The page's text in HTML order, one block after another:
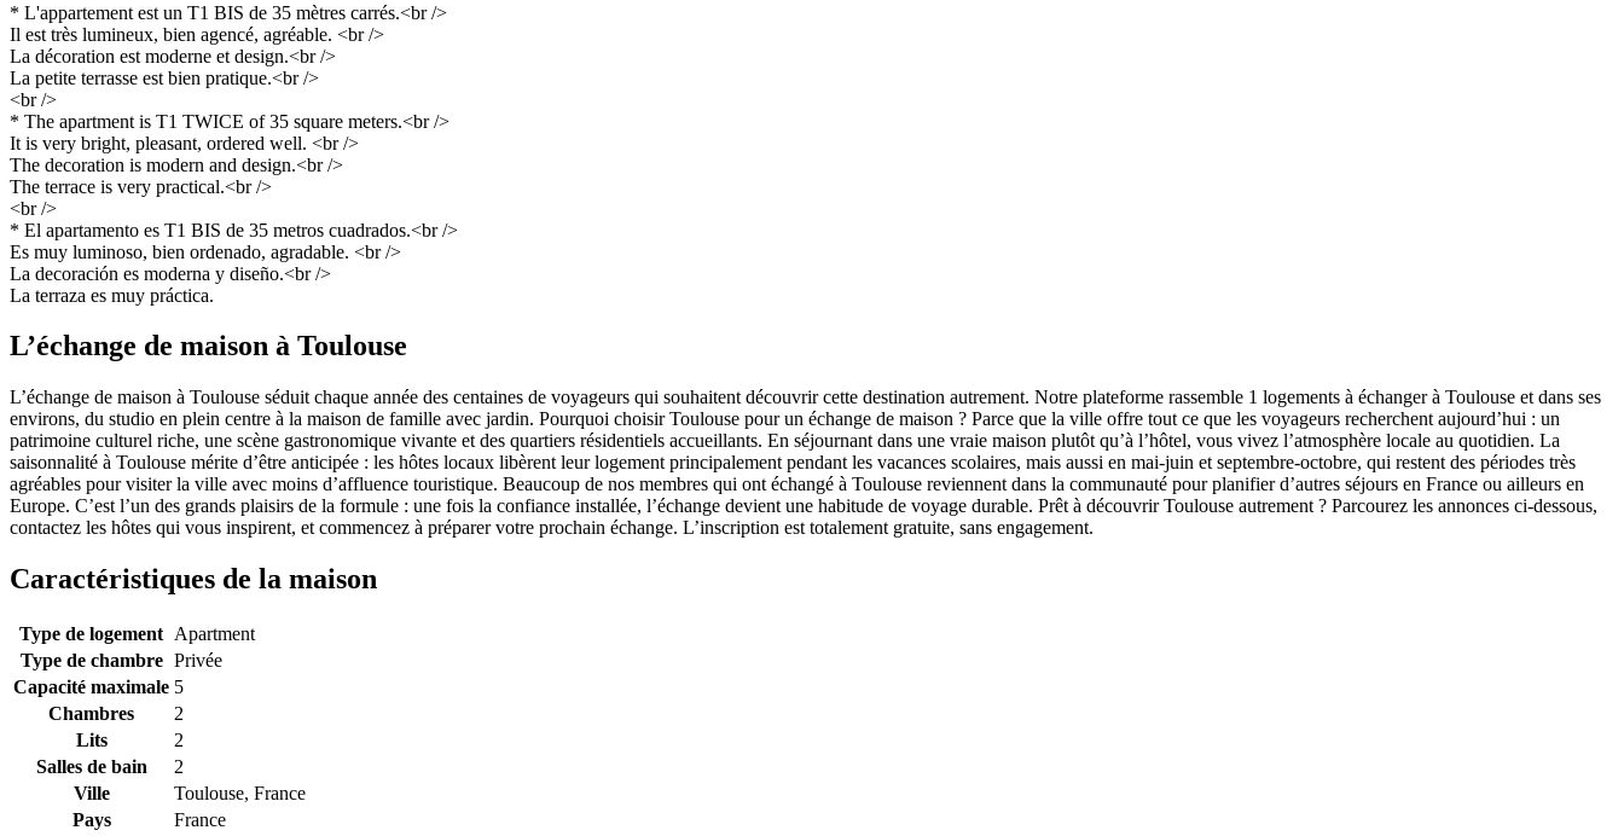
* L'appartement est un T1 BIS de 35 mètres carrés.<br />
Il est très lumineux, bien agencé, agréable. <br />
La décoration est moderne et design.<br />
La petite terrasse est bien pratique.<br />
<br />
* The apartment is T1 TWICE of 35 square meters.<br />
It is very bright, pleasant, ordered well. <br />
The decoration is modern and design.<br />
The terrace is very practical.<br />
<br />
* El apartamento es T1 BIS de 35 metros cuadrados.<br />
Es muy luminoso, bien ordenado, agradable. <br />
La decoración es moderna y diseño.<br />
La terraza es muy práctica.
L’échange de maison à Toulouse
L’échange de maison à Toulouse séduit chaque année des centaines de voyageurs qui souhaitent découvrir cette destination autrement. Notre plateforme rassemble 1 logements à échanger à Toulouse et dans ses
environs, du studio en plein centre à la maison de famille avec jardin. Pourquoi choisir Toulouse pour un échange de maison ? Parce que la ville offre tout ce que les voyageurs recherchent aujourd’hui : un
patrimoine culturel riche, une scène gastronomique vivante et des quartiers résidentiels accueillants. En séjournant dans une vraie maison plutôt qu’à l’hôtel, vous vivez l’atmosphère locale au quotidien. La
saisonnalité à Toulouse mérite d’être anticipée : les hôtes locaux libèrent leur logement principalement pendant les vacances scolaires, mais aussi en mai-juin et septembre-octobre, qui restent des périodes très
agréables pour visiter la ville avec moins d’affluence touristique. Beaucoup de nos membres qui ont échangé à Toulouse reviennent dans la communauté pour planifier d’autres séjours en France ou ailleurs en
Europe. C’est l’un des grands plaisirs de la formule : une fois la confiance installée, l’échange devient une habitude de voyage durable. Prêt à découvrir Toulouse autrement ? Parcourez les annonces ci-dessous,
contactez les hôtes qui vous inspirent, et commencez à préparer votre prochain échange. L’inscription est totalement gratuite, sans engagement.
Caractéristiques de la maison
Type de logement Apartment
Type de chambre Privée
Capacité maximale 5
Chambres
2
Lits
2
Salles de bain
2
Ville
Toulouse, France
Pays
France